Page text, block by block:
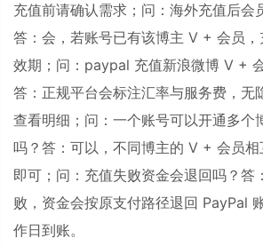
充值前请确认需求；问：海外充值后会
答：会，若账号已有该博主 V + 会员
效期；问：paypal 充值新浪微博 V +
答：正规平台会标注汇率与服务费，无
查看明细；问：一个账号可以开通多个
吗？答：可以，不同博主的 V + 会员
即可；问：充值失败资金会退回吗？答
败，资金会按原支付路径退回 PayPal
作日到账。